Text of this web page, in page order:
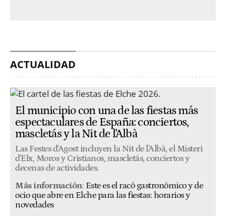
ACTUALIDAD
El municipio con una de las fiestas más
espectaculares de España: conciertos,
mascletás y la Nit de l'Albà
Las Festes d'Agost incluyen la Nit de l'Albà, el Misteri
d'Elx, Moros y Cristianos, mascletás, conciertos y
decenas de actividades.
Más información: Este es el racó gastronómico y de
ocio que abre en Elche para las fiestas: horarios y
novedades